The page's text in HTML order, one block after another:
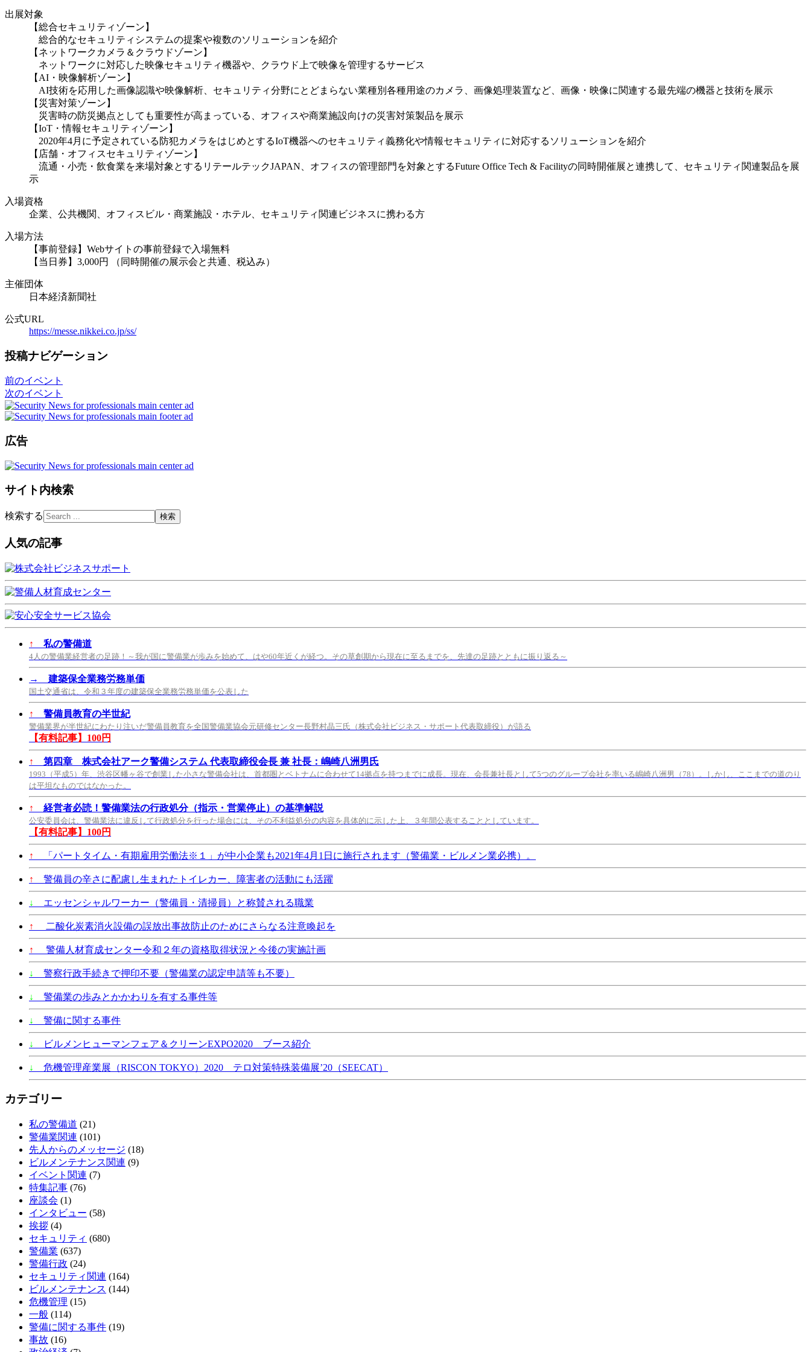
出展対象
【総合セキュリティゾーン】
総合的なセキュリティシステムの提案や複数のソリューションを紹介
【ネットワークカメラ＆クラウドゾーン】
ネットワークに対応した映像セキュリティ機器や、クラウド上で映像を管理するサービス
【AI・映像解析ゾーン】
AI技術を応用した画像認識や映像解析、セキュリティ分野にとどまらない業種別各種用途のカメラ、画像処理装置など、画像・映像に関連する最先端の機器と技術を展示
【災害対策ゾーン】
災害時の防災拠点としても重要性が高まっている、オフィスや商業施設向けの災害対策製品を展示
【IoT・情報セキュリティゾーン】
2020年4月に予定されている防犯カメラをはじめとするIoT機器へのセキュリティ義務化や情報セキュリティに対応するソリューションを紹介
【店舗・オフィスセキュリティゾーン】
流通・小売・飲食業を来場対象とするリテールテックJAPAN、オフィスの管理部門を対象とするFuture Office Tech & Facilityの同時開催展と連携して、セキュリティ関連製品を展
示
入場資格
企業、公共機関、オフィスビル・商業施設・ホテル、セキュリティ関連ビジネスに携わる方
入場方法
【事前登録】Webサイトの事前登録で入場無料
【当日券】3,000円 （同時開催の展示会と共通、税込み）
主催団体
日本経済新聞社
公式URL
https://messe.nikkei.co.jp/ss/
投稿ナビゲーション
前のイベント
次のイベント
広告
サイト内検索
検索する
人気の記事
↑ 私の警備道
4人の警備業経営者の足跡！～我が国に警備業が歩みを始めて、はや60年近くが経つ。その草創期から現在に至るまでを、先達の足跡とともに振り返る～
→ 建築保全業務労務単価
国土交通省は、令和３年度の建築保全業務労務単価を公表した
↑ 警備員教育の半世紀
警備業界が半世紀にわたり注いだ警備員教育を全国警備業協会元研修センター長野村晶三氏（株式会社ビジネス・サポート代表取締役）が語る
【有料記事】100円
↑ 第四章 株式会社アーク警備システム 代表取締役会長 兼 社長：嶋崎八洲男氏
1993（平成5）年、渋谷区幡ヶ谷で創業した小さな警備会社は、首都圏とベトナムに合わせて14拠点を持つまでに成長。現在、会長兼社長として5つのグループ会社を率いる嶋崎八洲男（78）。しかし、ここまでの道のり
は平坦なものではなかった。
↑ 経営者必読！警備業法の行政処分（指示・営業停止）の基準解説
公安委員会は、警備業法に違反して行政処分を行った場合には、その不利益処分の内容を具体的に示した上、３年間公表することとしています。
【有料記事】100円
↑ 「パートタイム・有期雇用労働法※１」が中小企業も2021年4月1日に施行されます（警備業・ビルメン業必携）。
↑ 警備員の辛さに配慮し生まれたトイレカー、障害者の活動にも活躍
↓ エッセンシャルワーカー（警備員・清掃員）と称賛される職業
↑ 二酸化炭素消火設備の誤放出事故防止のためにさらなる注意喚起を
↑ 警備人材育成センター令和２年の資格取得状況と今後の実施計画
↓ 警察行政手続きで押印不要（警備業の認定申請等も不要）
↓ 警備業の歩みとかかわりを有する事件等
↓ 警備に関する事件
↓ ビルメンヒューマンフェア＆クリーンEXPO2020 ブース紹介
↓ 危機管理産業展（RISCON TOKYO）2020 テロ対策特殊装備展’20（SEECAT）
カテゴリー
私の警備道 (21)
警備業関連 (101)
先人からのメッセージ (18)
ビルメンテナンス関連 (9)
イベント関連 (7)
特集記事 (76)
座談会 (1)
インタビュー (58)
挨拶 (4)
セキュリティ (680)
警備業 (637)
警備行政 (24)
セキュリティ関連 (164)
ビルメンテナンス (144)
危機管理 (15)
一般 (114)
警備に関する事件 (19)
事故 (16)